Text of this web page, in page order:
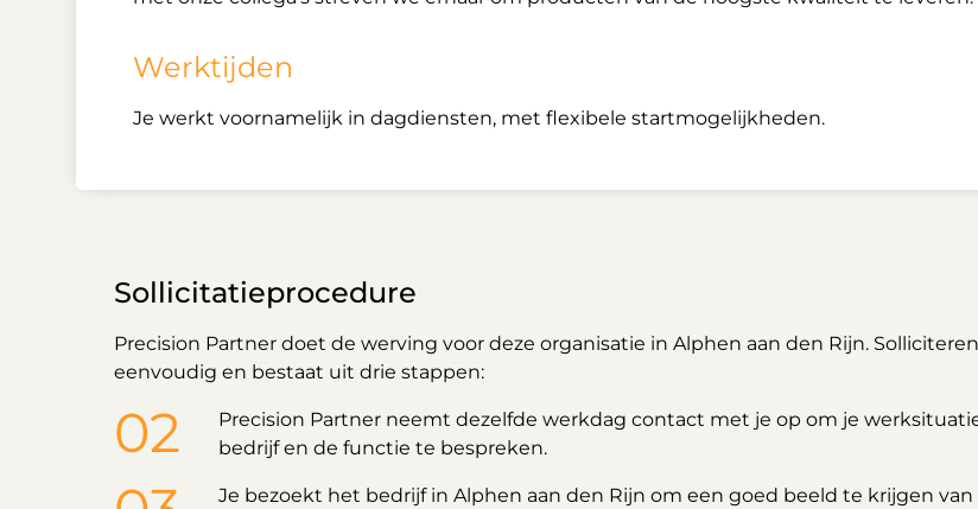
Werktijden
Je werkt voornamelijk in dagdiensten, met flexibele startmogelijkheden.
Sollicitatieprocedure
Precision Partner doet de werving voor deze organisatie in Alphen aan den Rijn.
eenvoudig en bestaat uit drie stappen:
Precision Partner neemt dezelfde werkdag contact met je op om je
bedrijf en de functie te bespreken.
Je bezoekt het bedrijf in Alphen aan den Rijn om een goed beeld te krijgen van